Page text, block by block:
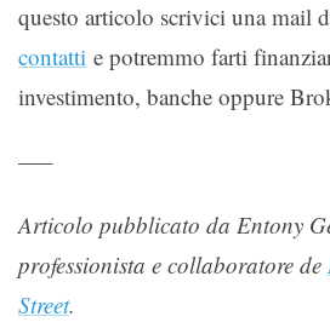
questo articolo scrivici una mail
contatti e potremmo farti
investimento, banche oppure
—–
Articolo pubblicato da Entony
professionista e collaboratore de
Street.